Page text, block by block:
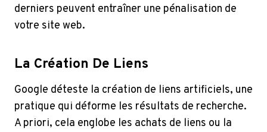
derniers peuvent entraîner une pénalisation de
votre site web.
La Création De Liens
Google déteste la création de liens artificiels, une
pratique qui déforme les résultats de recherche.
A priori, cela englobe les achats de liens ou la